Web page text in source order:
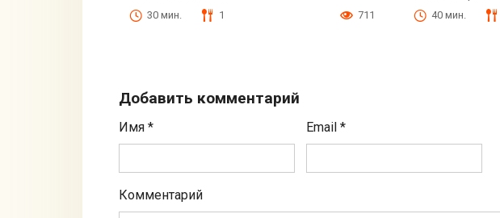
30 мин. 1 711 40 мин.
Добавить комментарий
Имя * Email*
Комментарий